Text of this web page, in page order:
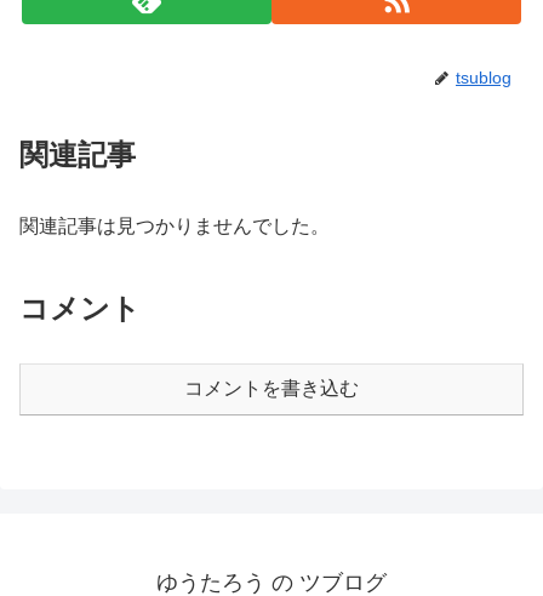
tsublog
関連記事
関連記事は見つかりませんでした。
コメント
コメントを書き込む
ゆうたろう の ツブログ